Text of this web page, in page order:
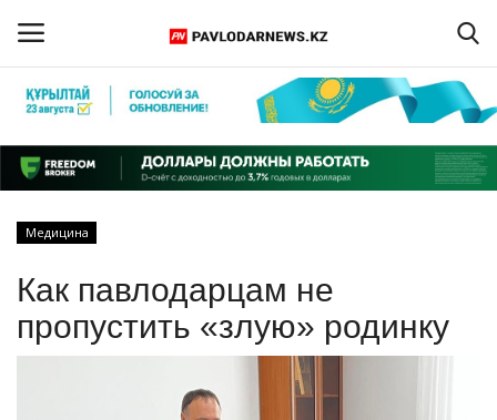
Регистрация
Главная
ПАВЛОДАРСКАЯ ОБЛАСТЬ
Медицина
Как павлодарцам не
пропустить «злую» родинку